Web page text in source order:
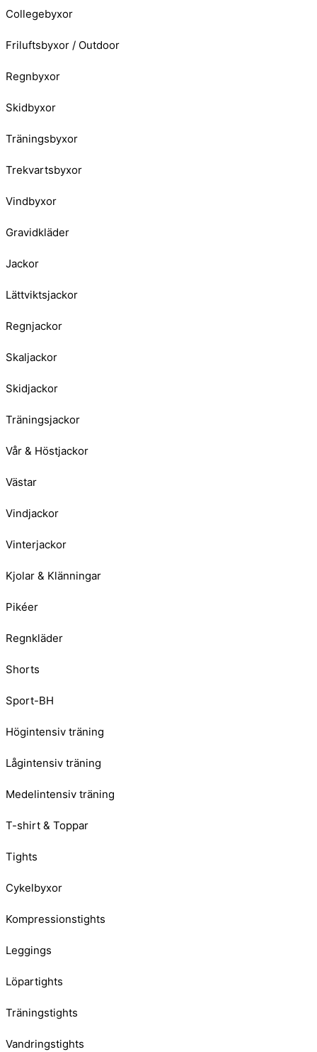
Collegebyxor
Friluftsbyxor / Outdoor
Regnbyxor
Skidbyxor
Träningsbyxor
Trekvartsbyxor
Vindbyxor
Gravidkläder
Jackor
Lättviktsjackor
Regnjackor
Skaljackor
Skidjackor
Träningsjackor
Vår & Höstjackor
Västar
Vindjackor
Vinterjackor
Kjolar & Klänningar
Pikéer
Regnkläder
Shorts
Sport-BH
Högintensiv träning
Lågintensiv träning
Medelintensiv träning
T-shirt & Toppar
Tights
Cykelbyxor
Kompressionstights
Leggings
Löpartights
Träningstights
Vandringstights